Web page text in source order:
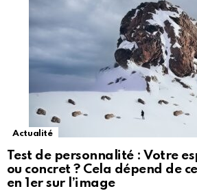
Actualité
Test de personnalité : Votre
ou concret ? Cela dépend de
en 1er sur l’image